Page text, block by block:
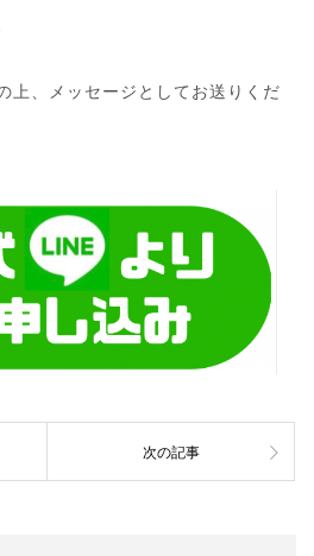
上、メッセージとしてお送りくだ
次の記事